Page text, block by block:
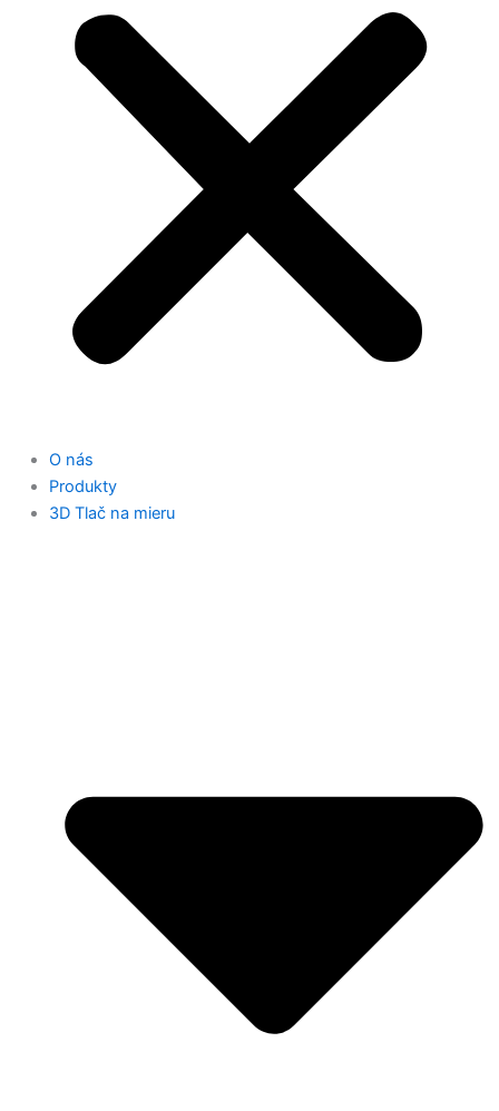
O nás
Produkty
3D Tlač na mieru